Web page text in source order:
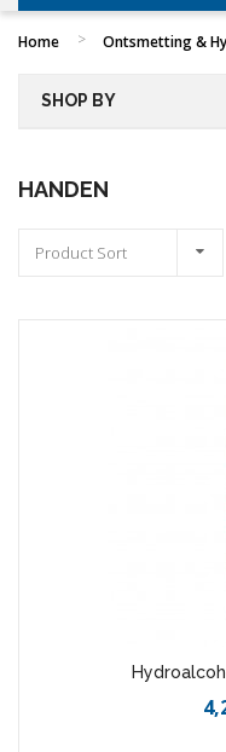
Home Ontsmetting &
SHOP BY
HANDEN
Product Sort